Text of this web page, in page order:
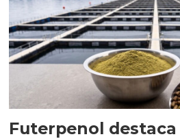
Futerpenol destaca